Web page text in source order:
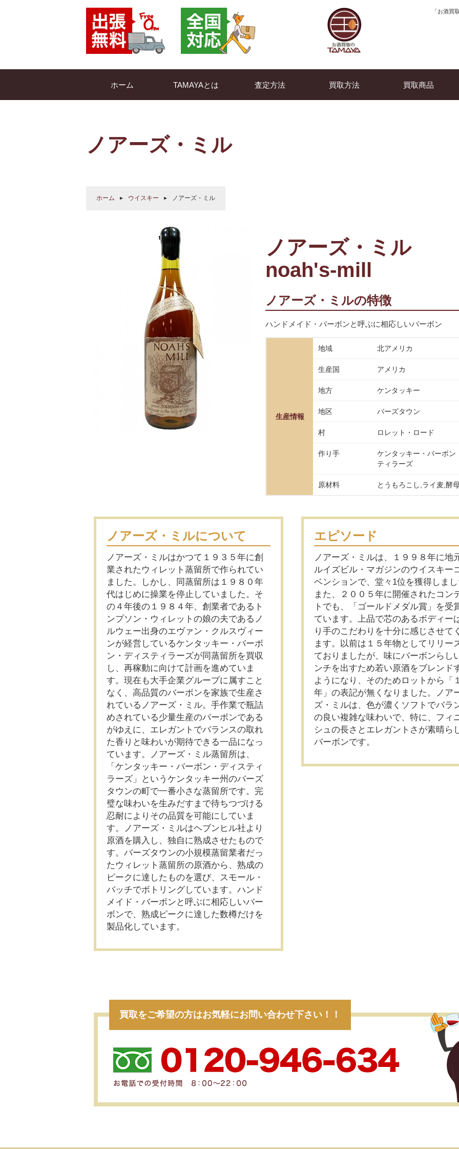
「お酒買
ホーム TAMAYAとは 査定方法 買取方法 買取商品
ノアーズ・ミル
ホーム ウイスキー ノアーズ・ミル
ノアーズ・ミル
noah's-mill
ノアーズ・ミルの特徴
ハンドメイド・バーボンと呼ぶに相応しいバーボン
生産情報
地域 北アメリカ
生産国 アメリカ
地方 ケンタッキー
地区 バーズタウン
村 ロレット・ロード
作り手
ケンタッキー・バーボン
ティラーズ
原材料 とうもろこし,ライ麦,酵
ノアーズ・ミルについて
ノアーズ・ミルはかつて１９３５年に創
業されたウィレット蒸留所で作られてい
ました。しかし、同蒸留所は１９８０年
代はじめに操業を停止していました。そ
の４年後の１９８４年、創業者であるト
ンプソン・ウィレットの娘の夫であるノ
ルウェー出身のエヴァン・クルスヴィー
ンが経営しているケンタッキー・バーボ
ン・ディスティラーズが同蒸留所を買収
し、再稼動に向けて計画を進めていま
す。現在も大手企業グループに属すこと
なく、高品質のバーボンを家族で生産さ
れているノアーズ・ミル。手作業で瓶詰
めされている少量生産のバーボンである
がゆえに、エレガントでバランスの取れ
た香りと味わいが期待できる一品になっ
ています。ノアーズ・ミル蒸留所は、
「ケンタッキー・バーボン・ディスティ
ラーズ」というケンタッキー州のバーズ
タウンの町で一番小さな蒸留所です。完
璧な味わいを生みだすまで待ちつづける
忍耐によりその品質を可能にしていま
す。ノアーズ・ミルはヘブンヒル社より
原酒を購入し、独自に熟成させたもので
す。バーズタウンの小規模蒸留業者だっ
たウィレット蒸留所の原酒から、熟成の
ピークに達したものを選び、スモール・
バッチでボトリングしています。ハンド
メイド・バーボンと呼ぶに相応しいバー
ボンで、熟成ピークに達した数樽だけを
製品化しています。
エピソード
ノアーズ・ミルは、１９９８年に地
ルイズビル・マガジンのウイスキー
ベンションで、堂々1位を獲得しまし
また、２００５年に開催されたコン
トでも、「ゴールドメダル賞」を受
ています。上品で芯のあるボディー
り手のこだわりを十分に感じさせて
ます。以前は１５年物としてリリー
ておりましたが、味にバーボンらし
ンチを出すため若い原酒をブレンド
ようになり、そのためロットから「
年」の表記が無くなりました。ノア
ズ・ミルは、色が濃くソフトでバラ
の良い複雑な味わいで、特に、フィ
シュの長さとエレガントさが素晴ら
バーボンです。
買取をご希望の方はお気軽にお問い合わせ下さい！！